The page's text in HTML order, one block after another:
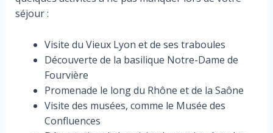
séjour :
Visite du Vieux Lyon et de ses traboules
Découverte de la basilique Notre-Dame de
Fourvière
Promenade le long du Rhône et de la Saône
Visite des musées, comme le Musée des
Confluences